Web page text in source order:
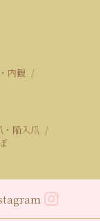
内観
・陥入爪
注射